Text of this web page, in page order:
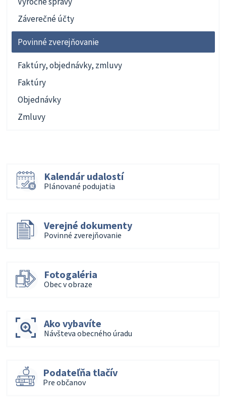
Záverečné účty
Povinné zverejňovanie
Faktúry, objednávky, zmluvy
Faktúry
Objednávky
Zmluvy
Kalendár udalostí
Plánované podujatia
Verejné dokumenty
Povinné zverejňovanie
Fotogaléria
Obec v obraze
Ako vybavíte
Návšteva obecného úradu
Podateľňa tlačív
Pre občanov